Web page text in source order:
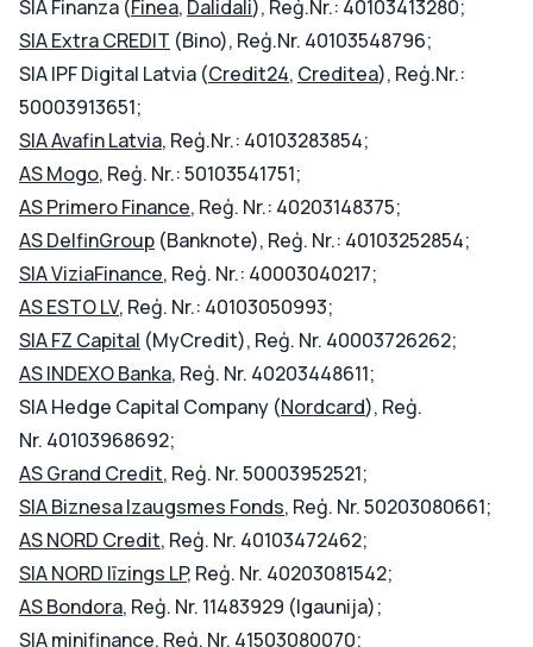
SIA Finanza (Finea, Dalidali), Reģ.Nr.: 40103413280;
SIA Extra CREDIT (Bino), Reģ.Nr. 40103548796;
SIA IPF Digital Latvia (Credit24, Creditea), Reģ.Nr.:
50003913651;
SIA Avafin Latvia, Reģ.Nr.: 40103283854;
AS Mogo, Reģ. Nr.: 50103541751;
AS Primero Finance, Reģ. Nr.: 40203148375;
AS DelfinGroup (Banknote), Reģ. Nr.: 40103252854;
SIA ViziaFinance, Reģ. Nr.: 40003040217;
AS ESTO LV, Reģ. Nr.: 40103050993;
SIA FZ Capital (MyCredit), Reģ. Nr. 40003726262;
AS INDEXO Banka, Reģ. Nr. 40203448611;
SIA Hedge Capital Company (Nordcard), Reģ.
Nr. 40103968692;
AS Grand Credit, Reģ. Nr. 50003952521;
SIA Biznesa Izaugsmes Fonds, Reģ. Nr. 50203080661;
AS NORD Credit, Reģ. Nr. 40103472462;
SIA NORD līzings LP, Reģ. Nr. 40203081542;
AS Bondora, Reģ. Nr. 11483929 (Igaunija);
SIA minifinance, Reģ. Nr. 41503080070;